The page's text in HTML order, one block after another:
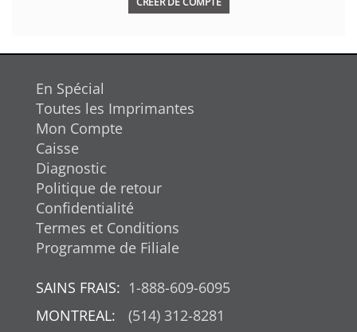
En Spécial
Toutes les Imprimantes
Mon Compte
Caisse
Diagnostic
Politique de retour
Confidentialité
Termes et Conditions
Programme de Filiale
SAINS FRAIS: 1-888-609-6095
MONTREAL:
(514) 312-8281